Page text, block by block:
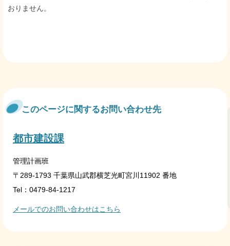
おりません。
このページに関するお問い合わせ先
都市建設課
管理計画班
〒289-1793 千葉県山武郡横芝光町宮川11902 番地
Tel：0479-84-1217
メールでのお問い合わせはこちら